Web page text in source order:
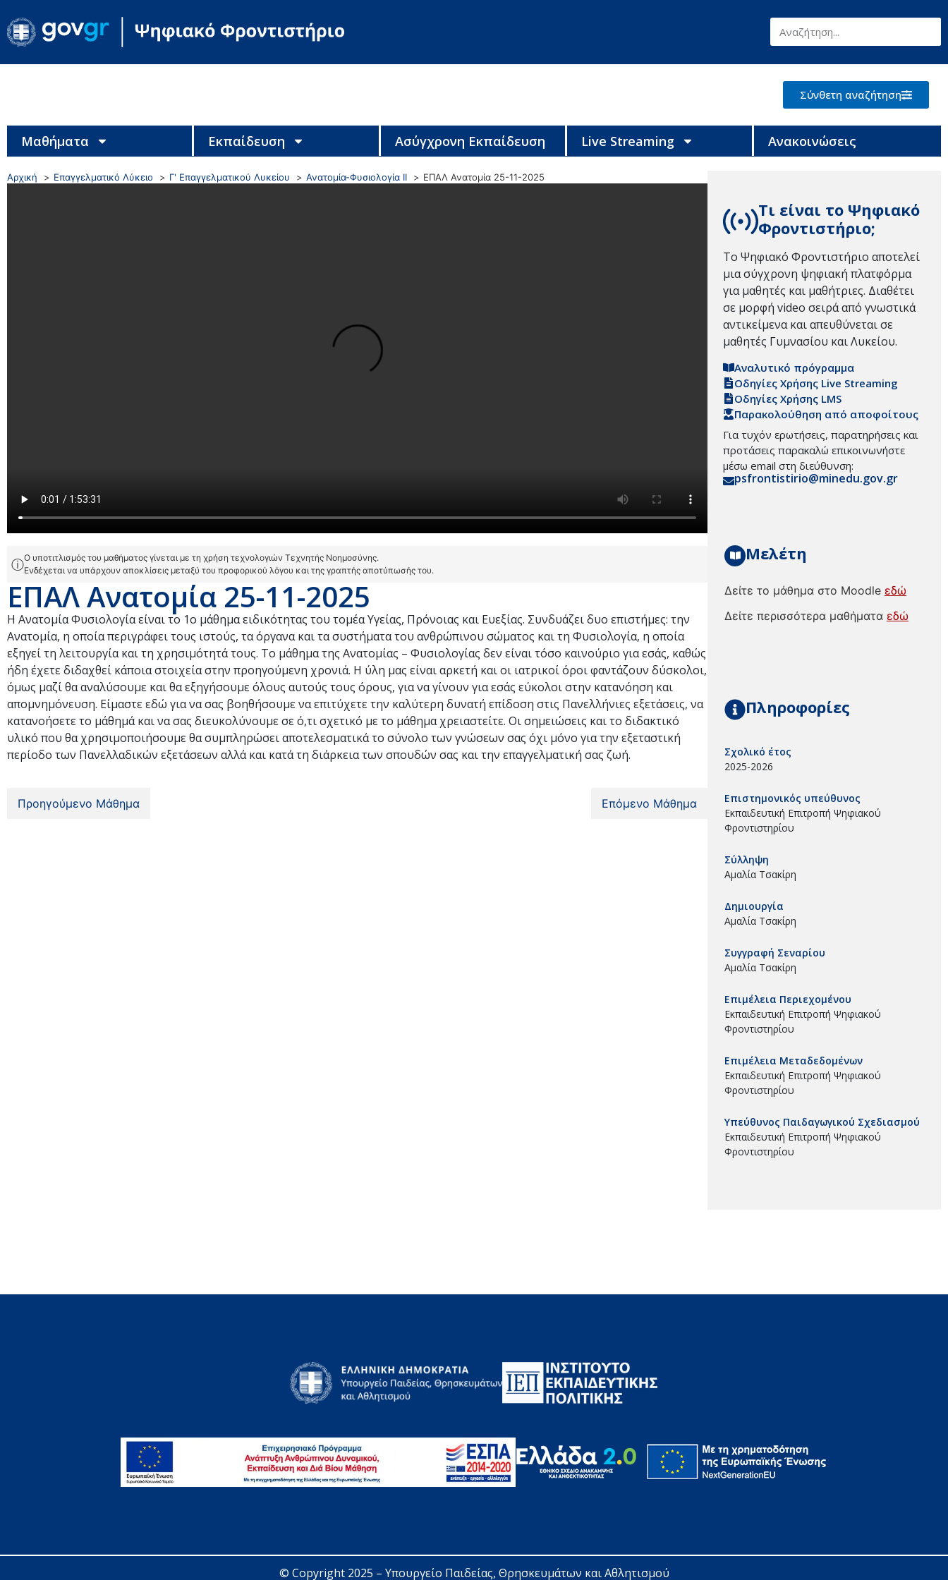
Σύνθετη αναζήτηση
Μαθήματα Εκπαίδευση Ασύγχρονη Εκπαίδευση Live Streaming Ανακοινώσεις
Αρχική Επαγγελματικό Λύκειο Γ' Επαγγελματικού Λυκείου Ανατομία-Φυσιολογία ΙΙ ΕΠΑΛ Ανατομία 25-11-2025
ⓘΟ υποτιτλισμός του μαθήματος γίνεται με τη χρήση τεχνολογιών Τεχνητής Νοημοσύνης.
Ενδέχεται να υπάρχουν αποκλίσεις μεταξύ του προφορικού λόγου και της γραπτής αποτύπωσής του.
ΕΠΑΛ Ανατομία 25-11-2025
Η Ανατομία Φυσιολογία είναι το 1ο μάθημα ειδικότητας του τομέα Υγείας, Πρόνοιας και Ευεξίας. Συνδυάζει δυο επιστήμες: την
Ανατομία, η οποία περιγράφει τους ιστούς, τα όργανα και τα συστήματα του ανθρώπινου σώματος και τη Φυσιολογία, η οποία
εξηγεί τη λειτουργία και τη χρησιμότητά τους. Το μάθημα της Ανατομίας – Φυσιολογίας δεν είναι τόσο καινούριο για εσάς, καθώς
ήδη έχετε διδαχθεί κάποια στοιχεία στην προηγούμενη χρονιά. Η ύλη μας είναι αρκετή και οι ιατρικοί όροι φαντάζουν δύσκολοι,
όμως μαζί θα αναλύσουμε και θα εξηγήσουμε όλους αυτούς τους όρους, για να γίνουν για εσάς εύκολοι στην κατανόηση και
απομνημόνευση. Είμαστε εδώ για να σας βοηθήσουμε να επιτύχετε την καλύτερη δυνατή επίδοση στις Πανελλήνιες εξετάσεις, να
κατανοήσετε το μάθημά και να σας διευκολύνουμε σε ό,τι σχετικό με το μάθημα χρειαστείτε. Οι σημειώσεις και το διδακτικό
υλικό που θα χρησιμοποιήσουμε θα συμπληρώσει αποτελεσματικά το σύνολο των γνώσεων σας όχι μόνο για την εξεταστική
περίοδο των Πανελλαδικών εξετάσεων αλλά και κατά τη διάρκεια των σπουδών σας και την επαγγελματική σας ζωή.
Προηγούμενο Μάθημα Επόμενο Μάθημα
Τι είναι το Ψηφιακό
Φροντιστήριο;
Το Ψηφιακό Φροντιστήριο αποτελεί
μια σύγχρονη ψηφιακή πλατφόρμα
για μαθητές και μαθήτριες. Διαθέτει
σε μορφή video σειρά από γνωστικά
αντικείμενα και απευθύνεται σε
μαθητές Γυμνασίου και Λυκείου.
Αναλυτικό πρόγραμμα
Οδηγίες Χρήσης Live Streaming
Οδηγίες Χρήσης LMS
Παρακολούθηση από αποφοίτους
Για τυχόν ερωτήσεις, παρατηρήσεις και
προτάσεις παρακαλώ επικοινωνήστε
μέσω email στη διεύθυνση:
psfrontistirio@minedu.gov.gr
Μελέτη
Δείτε το μάθημα στο Moodle εδώ
Δείτε περισσότερα μαθήματα εδώ
Πληροφορίες
Σχολικό έτος
2025-2026
Επιστημονικός υπεύθυνος
Εκπαιδευτική Επιτροπή Ψηφιακού
Φροντιστηρίου
Σύλληψη
Αμαλία Τσακίρη
Δημιουργία
Αμαλία Τσακίρη
Συγγραφή Σεναρίου
Αμαλία Τσακίρη
Επιμέλεια Περιεχομένου
Εκπαιδευτική Επιτροπή Ψηφιακού
Φροντιστηρίου
Επιμέλεια Μεταδεδομένων
Εκπαιδευτική Επιτροπή Ψηφιακού
Φροντιστηρίου
Υπεύθυνος Παιδαγωγικού Σχεδιασμού
Εκπαιδευτική Επιτροπή Ψηφιακού
Φροντιστηρίου
© Copyright 2025 – Υπουργείο Παιδείας, Θρησκευμάτων και Αθλητισμού